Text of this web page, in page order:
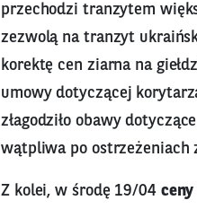
przechodzi tranzytem
zezwolą na tranzyt
korektę cen ziarna na
umowy dotyczącej
złagodziło obawy
wątpliwa po ostrzeżeniach
Z kolei, w środę 19/04